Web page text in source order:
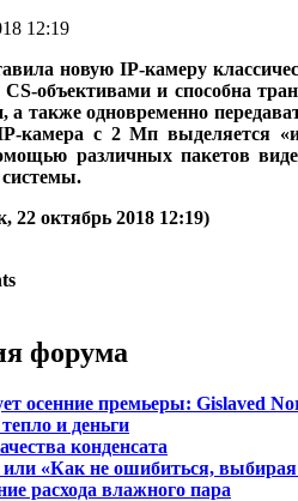
12:19
новую IP-камеру
объективами и способна
а также одновременно
камера с 2 Мп выделяется
различных пакетов
22 октябрь 2018 12:19)
форума
осенние премьеры: Gislaved
и деньги
конденсата
«Как не ошибиться, выбирая
расхода влажного пара